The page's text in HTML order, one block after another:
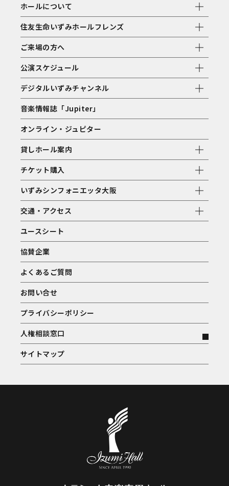
ホールについて
住友生命いずみホールフレンズ
ご来場の方へ
公演スケジュール
デジタルいずみチャンネル
音楽情報誌「Jupiter」
オンライン・ジュピター
貸しホール案内
チケット購入
いずみシンフォニエッタ大阪
交通・アクセス
ユースシート
協賛企業
よくあるご質問
お問い合せ
プライバシーポリシー
人権相談窓口
サイトマップ